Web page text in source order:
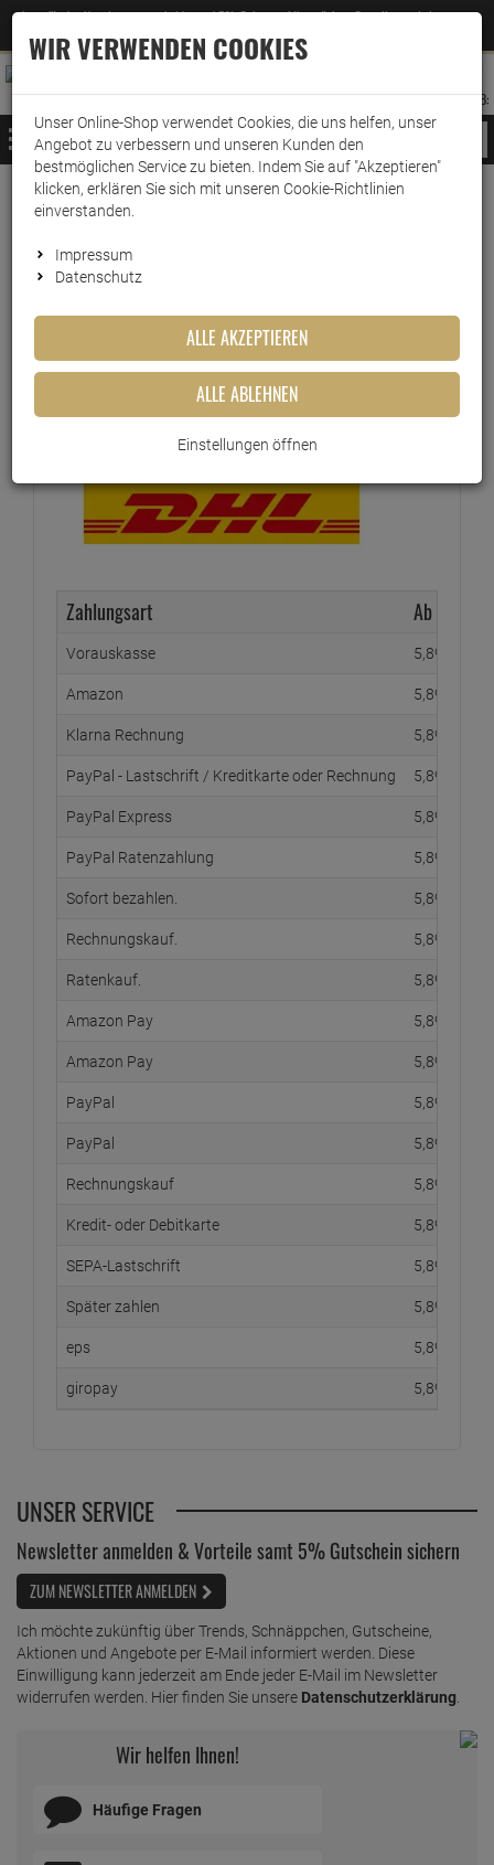
Jetzt für den Newsletter entscheiden und 5% Rabatt auf Ihre nächste Bestellung erhalten
–Zum Newsletter
ANMELDEN
AUFKLAPPEN
MERKZETTEL
WARENKORB:
MENÜ
Versand & Lieferung
Bitte wählen Sie Ihr Lieferland.
DHL Paket
DHL
Zahlungsart Ab
Vorauskasse 5, 89
Amazon 5, 89
Klarna Rechnung 5, 89
PayPal - Lastschrift / Kreditkarte oder Rechnung 5, 89
PayPal Express 5, 89
PayPal Ratenzahlung 5, 89
Sofort bezahlen. 5, 89
Rechnungskauf. 5, 89
Ratenkauf. 5, 89
Amazon Pay 5, 89
Amazon Pay 5, 89
PayPal 5, 89
PayPal 5, 89
Rechnungskauf 5, 89
Kredit- oder Debitkarte 5, 89
SEPA-Lastschrift 5, 89
Später zahlen 5, 89
eps 5, 89
giropay 5, 89
UNSER SERVICE
Newsletter anmelden & Vorteile samt 5% Gutschein sichern
ZUM NEWSLETTER ANMELDEN
Ich möchte zukünftig über Trends, Schnäppchen, Gutscheine,
Aktionen und Angebote per E-Mail informiert werden. Diese
Einwilligung kann jederzeit am Ende jeder E-Mail im Newsletter
widerrufen werden. Hier finden Sie unsere Datenschutzerklärung
Wir helfen Ihnen!
Häufige Fragen
WIR VERWENDEN COOKIES
Unser Online-Shop verwendet Cookies, die uns helfen, unser
Angebot zu verbessern und unseren Kunden den
bestmöglichen Service zu bieten. Indem Sie auf "Akzeptieren"
klicken, erklären Sie sich mit unseren Cookie-Richtlinien
einverstanden.
Impressum
Datenschutz
ALLE AKZEPTIEREN
ALLE ABLEHNEN
Einstellungen öffnen